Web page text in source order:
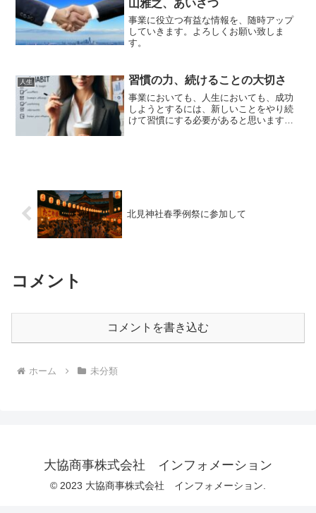
目覚めもよくなる、ようだとのこと。私
の実践体験談を記事にしました。
山雅之、あいさつ
事業に役立つ有益な情報を、随時アップ
していきます。よろしくお願い致しま
す。
人生 習慣の力、続けることの大切さ
事業においても、人生においても、成功
しようとするには、新しいことをやり続
けて習慣にする必要があると思います。
北見神社春季例祭に参加して
コメント
コメントを書き込む
ホーム 未分類
大協商事株式会社 インフォメーション
© 2023 大協商事株式会社 インフォメーション.